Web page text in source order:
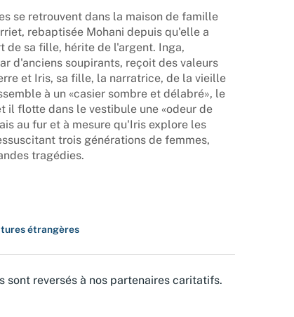
se retrouvent dans la maison de famille
rebaptisée Mohani depuis qu'elle a
de sa fille, hérite de l'argent. Inga,
d'anciens soupirants, reçoit des valeurs
et Iris, sa fille, la narratrice, de la vieille
à un «casier sombre et délabré», le
il flotte dans le vestibule une «odeur de
au fur et à mesure qu'Iris explore les
trois générations de femmes,
tragédies.
étrangères
sont reversés à nos partenaires caritatifs.